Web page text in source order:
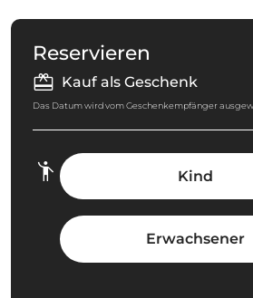
Reservieren
Kauf als Geschenk
Das Datum wird vom Geschenkempfänger
Kind
Erwachsener